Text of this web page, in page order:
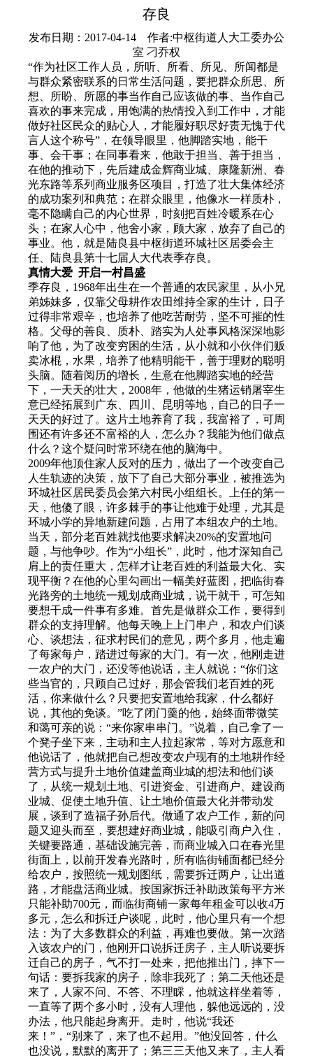
存良
发布日期：2017-04-14 作者:中枢街道人大工委办公
室 刁乔权
“作为社区工作人员，所听、所看、所见、所闻都是
与群众紧密联系的日常生活问题，要把群众所思、所
想、所盼、所愿的事当作自己应该做的事、当作自己
喜欢的事来完成，用饱满的热情投入到工作中，才能
做好社区民众的贴心人，才能履好职尽好责无愧于代
言人这个称号”，在领导眼里，他脚踏实地，能干
事、会干事；在同事看来，他敢于担当、善于担当，
在他的推动下，先后建成金辉商业城、康隆新洲、春
光东路等系列商业服务区项目，打造了壮大集体经济
的成功案列和典范；在群众眼里，他像水一样质朴，
毫不隐瞒自己的内心世界，时刻把百姓冷暖系在心
头；在家人心中，他舍小家，顾大家，放弃了自己的
事业。他，就是陆良县中枢街道环城社区居委会主
任、陆良县第十七届人大代表季存良。
真情大爱 开启一村昌盛
季存良，1968年出生在一个普通的农民家里，从小兄
弟姊妹多，仅靠父母耕作农田维持全家的生计，日子
过得非常艰辛，也培养了他吃苦耐劳，坚不可摧的性
格。父母的善良、质朴、踏实为人处事风格深深地影
响了他，为了改变穷困的生活，从小就和小伙伴们贩
卖冰棍，水果，培养了他精明能干，善于理财的聪明
头脑。随着阅历的增长，生意在他脚踏实地的经营
下，一天天的壮大，2008年，他做的生猪运销屠宰生
意已经拓展到广东、四川、昆明等地，自己的日子一
天天的好过了。这片土地养育了我，我富裕了，可周
围还有许多还不富裕的人，怎么办？我能为他们做点
什么？这个疑问时常环绕在他的脑海中。
2009年他顶住家人反对的压力，做出了一个改变自己
人生轨迹的决策，放下了自己大部分事业，被推选为
环城社区居民委员会第六村民小组组长。上任的第一
天，他傻了眼，许多棘手的事让他难于处理，尤其是
环城小学的异地新建问题，占用了本组农户的土地。
当天，部分老百姓就找他要求解决20%的安置地问
题，与他争吵。作为“小组长”，此时，他才深知自己
肩上的责任重大，怎样才让老百姓的利益最大化、实
现平衡？在他的心里勾画出一幅美好蓝图，把临街春
光路旁的土地统一规划成商业城，说干就干，可怎知
要想干成一件事有多难。首先是做群众工作，要得到
群众的支持理解。他每天晚上上门串户，和农户们谈
心、谈想法，征求村民们的意见，两个多月，他走遍
了每家每户，踏进过每家的大门。有一次，他刚走进
一农户的大门，还没等他说话，主人就说：“你们这
些当官的，只顾自己过好，那会管我们老百姓的死
活，你来做什么？只要把安置地给我家，什么都好
说，其他的免谈。”吃了闭门羹的他，始终面带微笑
和蔼可亲的说：“来你家串串门。”说着，自己拿了一
个凳子坐下来，主动和主人拉起家常，等对方愿意和
他说话了，他就把自己想改变农户现有的土地耕作经
营方式与提升土地价值建盖商业城的想法和他们谈
了，从统一规划土地、引进资金、引进商户、建设商
业城、促使土地升值、让土地价值最大化并带动发
展，谈到了造福子孙后代。做通了农户工作，新的问
题又迎头而至，要想建好商业城，能吸引商户入住，
关键要路通，基础设施完善，而商业城入口在春光里
街面上，以前开发春光路时，所有临街铺面都已经分
给农户，按照统一规划图纸，需要拆迁两户，让出道
路，才能盘活商业城。按国家拆迁补助政策每平方米
只能补助700元，而临街商铺一家每年租金可以收4万
多元，怎么和拆迁户谈呢，此时，他心里只有一个想
法：为了大多数群众的利益，再难也要做。第一次踏
入该农户的门，他刚开口说拆迁房子，主人听说要拆
迁自己的房子，气不打一处来，把他推出门，摔下一
句话：要拆我家的房子，除非我死了；第二天他还是
来了，人家不问、不答、不理睬，他就这样坐着等，
一直等了两个多小时，没有人理他，躲他远远的，没
办法，他只能起身离开。走时，他说“我还
来！”，“别来了，来了也不起用。”他没回答，什么
也没说，默默的离开了；第三三天他又来了，主人看